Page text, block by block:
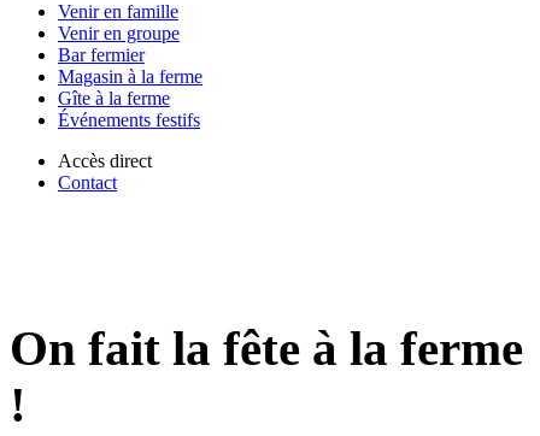
Venir en famille
Venir en groupe
Bar fermier
Magasin à la ferme
Gîte à la ferme
Événements festifs
Accès direct
Contact
On fait la fête à la ferme
!